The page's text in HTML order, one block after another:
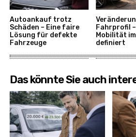
Autoankauf trotz
Schäden – Eine faire
Lösung für defekte
Fahrzeuge
Fahrprofil –
Mobilität
definiert
Das könnte Sie auch